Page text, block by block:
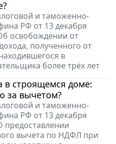
и таможенно-
РФ от 13 декабря
освобождении от
полученного от
в
более трёх лет
в строящемся доме:
за вычетом?
и таможенно-
РФ от 13 декабря
предоставлении
вычета по НДФЛ при